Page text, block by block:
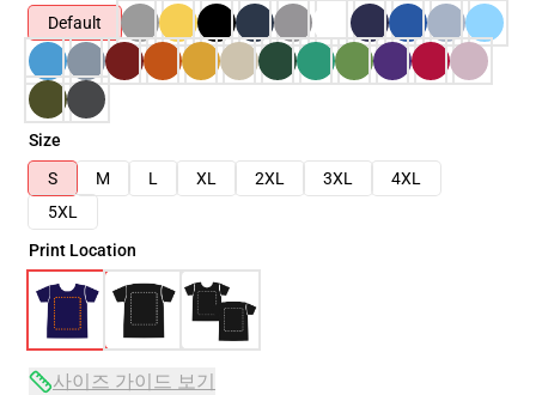
Default
Size
S
M L XL 2XL 3XL
4XL
5XL
Print Location
사이즈 가이드 보기